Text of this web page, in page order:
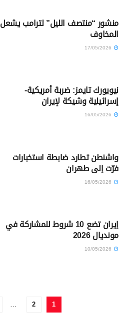
منشور “منتصف الليل” لترامب يشعل
المخاوف
نيويورك تايمز: ضربة أمريكية-
إسرائيلية وشيكة لإيران
واشنطن تطارد ضابطة استخبارات
فرّت إلى طهران
إيران تضع 10 شروط للمشاركة في
مونديال 2026
1
2
…